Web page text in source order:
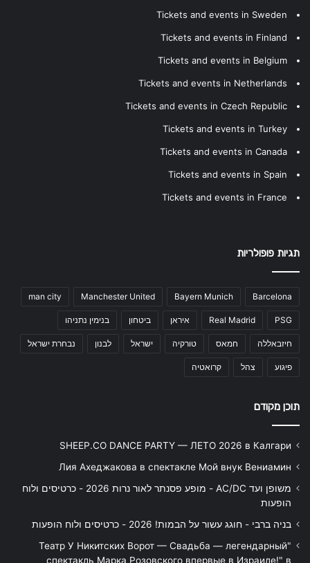
Tickets and events in Sweden
Tickets and events in Finland
Tickets and events in Belgium
Tickets and events in Netherlands
Tickets and events in Czech Republic
Tickets and events in Turkey
Tickets and events in Canada
Tickets and events in Spain
Tickets and events in France
תגיות פופולריות
Barcelona
Bayern Munich
Manchester United
man city
PSG
Real Madrid איראן ביטחון בנימין נתניהו
חיזבאללה חמאס טורקיה ישראל לבנון נבחרת ישראל
פיגוע צהל קרואטיה
תוכן מקודם
SHEEP.CO DANCE PARTY — ЛЕТО 2026 в Калгари
Лия Ахеджакова в спектакле Мой внук Вениамин
משופן ועד AC/DC - מופע פסנתר לאור נרות 2026 - כרטיסים ולוח
הופעות
בניה ברבי - חוגג עשור על הבמות! 2026 - כרטיסים ולוח הופעות
"Театр У Никитских Ворот — Свадьба — легендарный
спектакль Марка Розовского впервые в Израиле!" в